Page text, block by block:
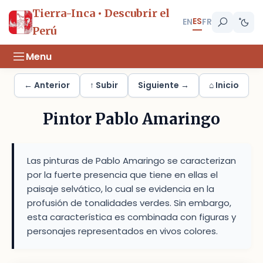
Tierra-Inca • Descubrir el
Perú
ENESFR
Menu
← Anterior ↑ Subir Siguiente → ⌂ Inicio
Pintor Pablo Amaringo
Las pinturas de Pablo Amaringo se caracterizan
por la fuerte presencia que tiene en ellas el
paisaje selvático, lo cual se evidencia en la
profusión de tonalidades verdes. Sin embargo,
esta característica es combinada con figuras y
personajes representados en vivos colores.